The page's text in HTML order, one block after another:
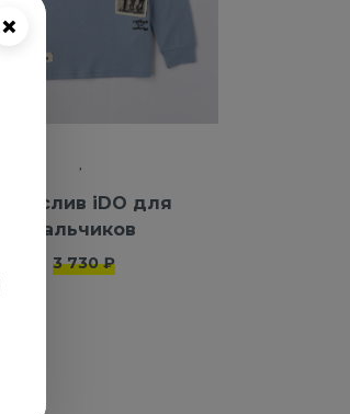
Лонгслив iDO для
мальчиков
3 730 ₽
×